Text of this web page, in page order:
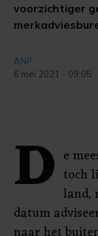
voorzichtiger
ANP
6 mei 2021 - 09:05
D e
toch
land,
datum